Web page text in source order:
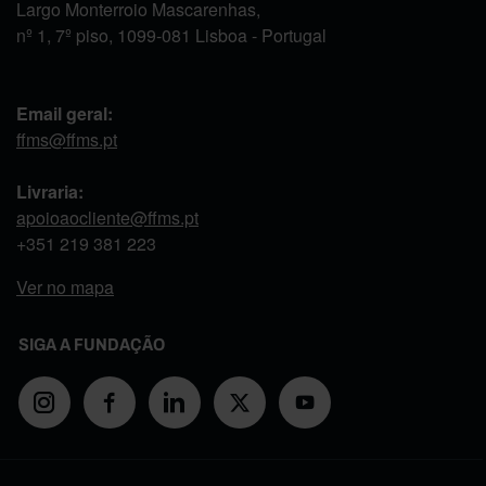
Largo Monterroio Mascarenhas,
nº 1, 7º piso, 1099-081 Lisboa - Portugal
Email geral:
ffms@ffms.pt
Livraria:
apoioaocliente@ffms.pt
+351 219 381 223
Ver no mapa
SIGA A FUNDAÇÃO